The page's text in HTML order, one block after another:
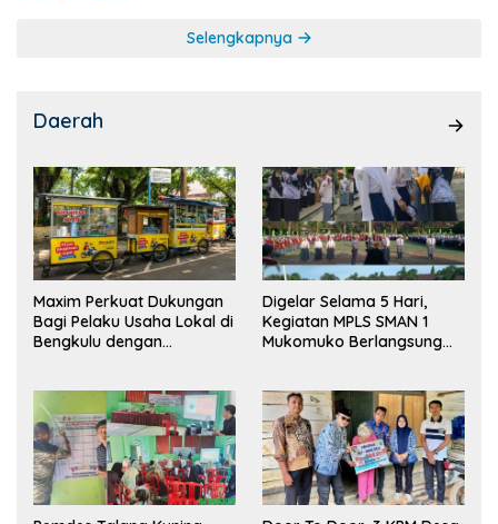
Selengkapnya
Daerah
Maxim Perkuat Dukungan
Bagi Pelaku Usaha Lokal di
Bengkulu dengan
Pasar
Digelar Selama 5 Hari,
Kegiatan MPLS SMAN 1
Mukomuko Berlangsung